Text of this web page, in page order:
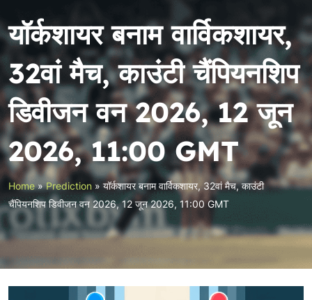
यॉर्कशायर बनाम वार्विकशायर,
32वां मैच, काउंटी चैंपियनशिप
डिवीजन वन 2026, 12 जून
2026, 11:00 GMT
Home»Prediction »यॉर्कशायर बनाम वार्विकशायर, 32वां मैच, काउंटी
चैंपियनशिप डिवीजन वन 2026, 12 जून 2026, 11:00 GMT